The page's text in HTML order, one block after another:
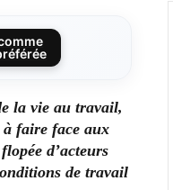
la vie au travail,
à faire face aux
d’acteurs
de travail